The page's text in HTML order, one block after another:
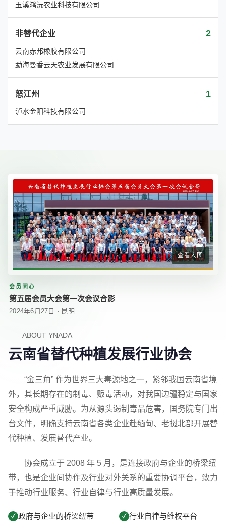
玉溪鸿沅农业科技有限公司
非替代企业 2
云南赤邦橡胶有限公司
勐海曼香云天农业发展有限公司
怒江州 1
泸水金阳科技有限公司
查看大图
会员同心
第五届会员大会第一次会议合影
2024年6月27日 · 昆明
ABOUT YNADA
云南省替代种植发展行业协会
“金三角” 作为世界三大毒源地之一，紧邻我国云南省境
外，其长期存在的制毒、贩毒活动，对我国边疆稳定与国家
安全构成严重威胁。为从源头遏制毒品危害，国务院专门出
台文件，明确支持云南省各类企业赴缅甸、老挝北部开展替
代种植、发展替代产业。
协会成立于 2008 年 5 月，是连接政府与企业的桥梁纽
带，也是企业间协作及行业对外关系的重要协调平台，致力
于推动行业服务、行业自律与行业高质量发展。
✓ 政府与企业的桥梁纽带 ✓ 行业自律与维权平台